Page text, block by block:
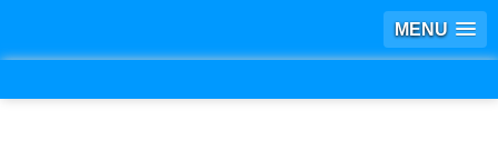
MENU